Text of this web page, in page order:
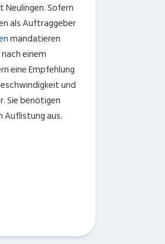
Sofern
als Auftraggeber
mandatieren
einem
eine Empfehlung
und
Sie benötigen
Auflistung aus.